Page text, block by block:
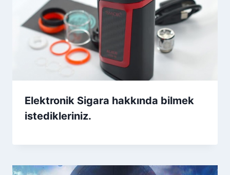
Elektronik Sigara hakkında bilmek
istedikleriniz.